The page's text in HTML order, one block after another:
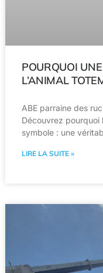
POURQUOI
L’ANIMAL
ABE parraine des
Découvrez pourquoi
symbole : une
LIRE LA SUITE »